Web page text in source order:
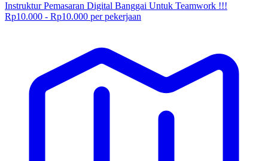
Instruktur Pemasaran Digital Banggai Untuk Teamwork !!!
Rp10.000 - Rp10.000 per pekerjaan